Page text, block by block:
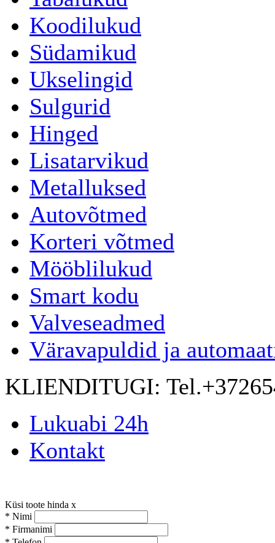
Koodilukud
Südamikud
Ukselingid
Sulgurid
Hinged
Lisatarvikud
Metalluksed
Autovõtmed
Korteri võtmed
Mööblilukud
Smart kodu
Valveseadmed
Väravapuldid ja
KLIENDITUGI:
Lukuabi 24h
Kontakt
Küsi toote hinda x
* Nimi
* Firmanimi